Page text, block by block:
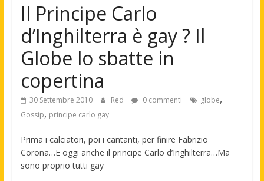
moda
maschile
Il Principe Carlo
d’Inghilterra è gay ? Il
Globe lo sbatte in
copertina
30 Settembre 2010 Red 0 commenti globe,
Gossip, principe carlo gay
Prima i calciatori, poi i cantanti, per finire Fabrizio
Corona…E oggi anche il principe Carlo d’Inghilterra…Ma
sono proprio tutti gay